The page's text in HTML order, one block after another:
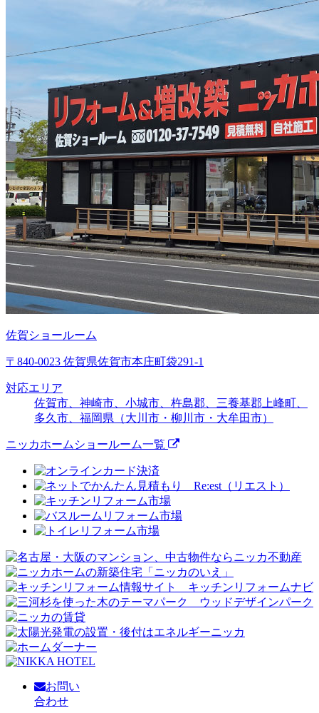
佐賀ショールーム
〒840-0023 佐賀県佐賀市本庄町袋291-1
対応エリア
佐賀市、神崎市、小城市、杵島郡、三養基郡上峰町、
多久市、福岡県（大川市・柳川市・大牟田市）
ニッカホームショールーム一覧
お問い
合わせ